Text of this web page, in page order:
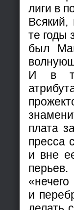
лиги в
Всякий,
те годы
был
И в
плата
пресса
и вне
и